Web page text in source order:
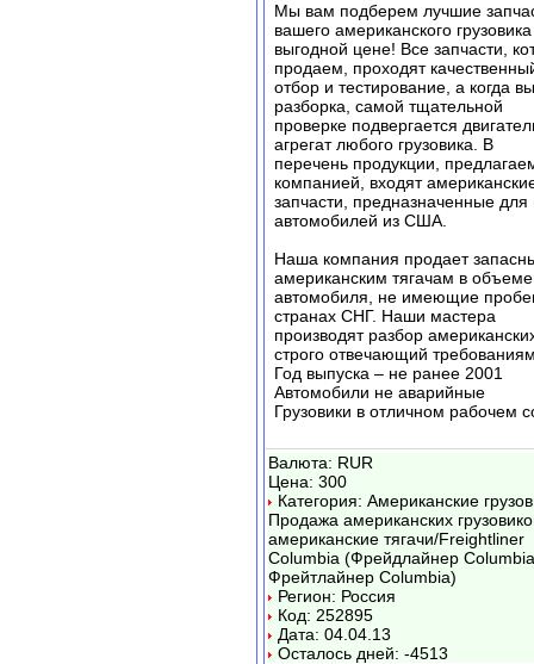
Мы вам подберем лучшие
вашего американского
выгодной цене! Все запчасти,
продаем, проходят
отбор и тестирование, а когда
разборка, самой тщательной
проверке подвергается
агрегат любого грузовика. В
перечень продукции,
компанией, входят
запчасти, предназначенные для
автомобилей из США.
Наша компания продает
американским тягачам в объеме
автомобиля, не имеющие
странах СНГ. Наши мастера
производят разбор
строго отвечающий
Год выпуска – не ранее 2001
Автомобили не аварийные
Грузовики в отличном рабочем
Валюта: RUR
Цена: 300
Категория: Американские
Продажа американских
американские тягачи/Freightliner
Columbia (Фрейдлайнер
Фрейтлайнер Columbia)
Регион: Россия
Код: 252895
Дата: 04.04.13
Осталось дней: -4513